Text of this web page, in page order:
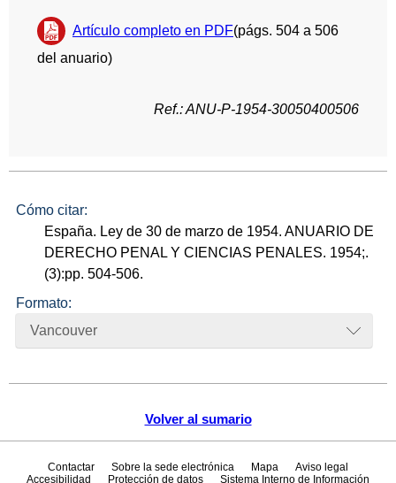
Volver al sumario
Artículo completo en PDF(págs. 504 a 506
del anuario)
Ref.: ANU-P-1954-30050400506
Cómo citar:
España. Ley de 30 de marzo de 1954. ANUARIO DE
DERECHO PENAL Y CIENCIAS PENALES. 1954;.
(3):pp. 504-506.
Formato:
Vancouver
Contactar Sobre la sede electrónica Mapa
Aviso legal
Accesibilidad
Protección de datos Sistema Interno de Información